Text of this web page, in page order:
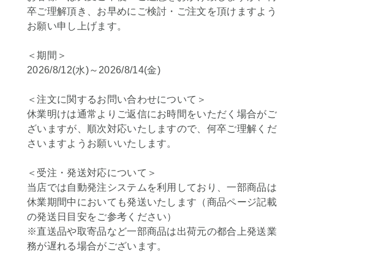
卒ご理解頂き、お早めにご検討・ご注文を頂けますよう
お願い申し上げます。
＜期間＞
2026/8/12(水)～2026/8/14(金)
＜注文に関するお問い合わせについて＞
休業明けは通常よりご返信にお時間をいただく場合がご
ざいますが、順次対応いたしますので、何卒ご理解くだ
さいますようお願いいたします。
＜受注・発送対応について＞
当店では自動発注システムを利用しており、一部商品は
休業期間中においても発送いたします（商品ページ記載
の発送日目安をご参考ください）
※直送品や取寄品など一部商品は出荷元の都合上発送業
務が遅れる場合がございます。